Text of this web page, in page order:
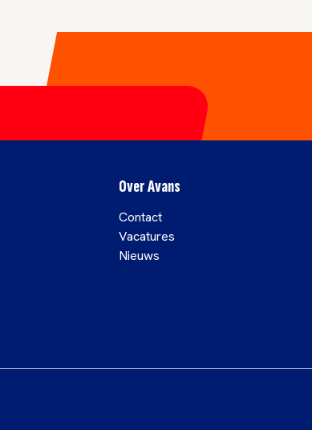
Over Avans
Contact
Vacatures
Nieuws